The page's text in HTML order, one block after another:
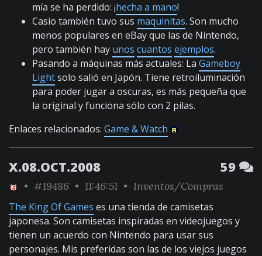
mía se ha perdido: ¡hecha a mano!
Casio también tuvo sus maquinitas. Son mucho
menos populares en eBay que las de Nintendo,
pero también hay unos cuantos ejemplos.
Pasando a máquinas más actuales: La Gameboy
Lightsolo salió en Japón. Tiene retroiluminación
para poder jugar a oscuras, es más pequeña que
la original y funciona sólo con 2 pilas.
Enlaces relacionados: Game & Watch
X.08.OCT.2008 59
• #19486 • 11:46:51 • Inventos/Compras
The King Of Games es una tienda de camisetas
japonesa. Son camisetas inspiradas en videojuegos y
tienen un acuerdo con Nintendo para usar sus
personajes. Mis preferidas son las de los viejos juegos